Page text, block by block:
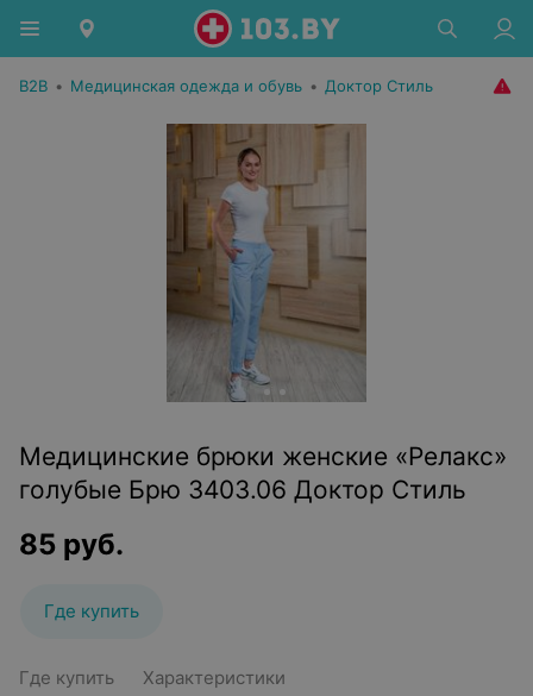
B2B • Медицинская одежда и обувь • Доктор Стиль
Медицинские брюки женские «Релакс»
голубые Брю 3403.06 Доктор Стиль
85 руб.
Где купить
Где купить Характеристики